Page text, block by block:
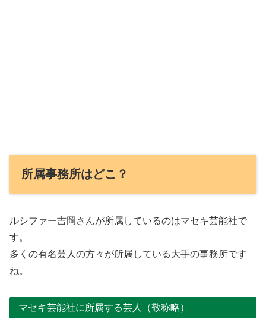
所属事務所はどこ？
ルシファー吉岡さんが所属しているのはマセキ芸能社で
す。
多くの有名芸人の方々が所属している大手の事務所です
ね。
マセキ芸能社に所属する芸人（敬称略）